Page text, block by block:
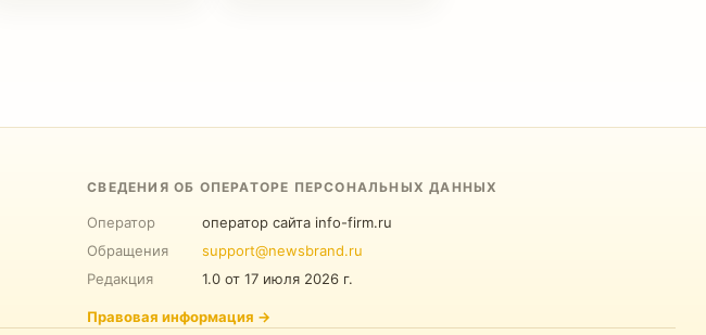
СВЕДЕНИЯ ОБ ОПЕРАТОРЕ ПЕРСОНАЛЬНЫХ ДАННЫХ
Оператор
оператор сайта info-firm.ru
Обращения
support@newsbrand.ru
Редакция
1.0 от17 июля 2026 г.
Правовая информация →